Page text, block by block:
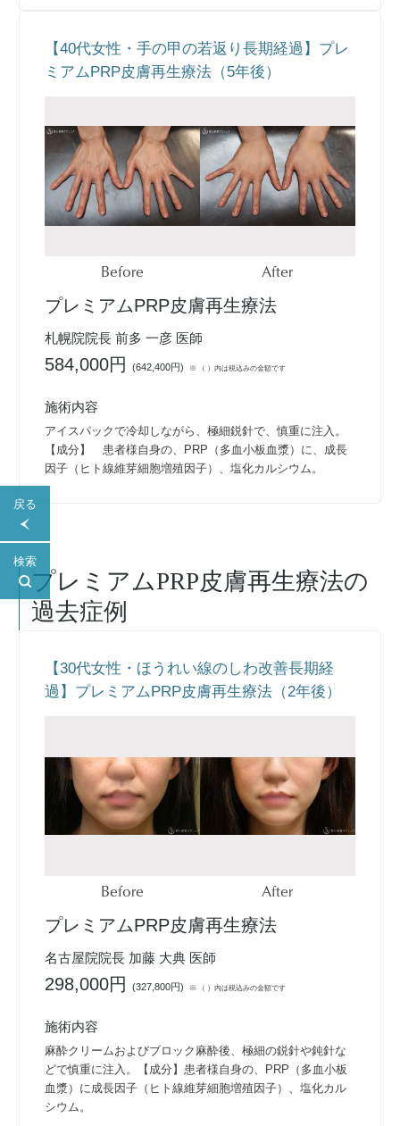
戻る
検索
【40代女性・手の甲の若返り長期経過】プレ
ミアムPRP皮膚再生療法（5年後）
Before After
プレミアムPRP皮膚再生療法
札幌院院長 前多 一彦 医師
584,000円(642,400円) ※ （ ）内は税込みの金額です
施術内容
アイスパックで冷却しながら、極細鋭針で、慎重に注入。
【成分】 患者様自身の、PRP（多血小板血漿）に、成長
因子（ヒト線維芽細胞増殖因子）、塩化カルシウム。
プレミアムPRP皮膚再生療法の
過去症例
【30代女性・ほうれい線のしわ改善長期経
過】プレミアムPRP皮膚再生療法（2年後）
Before After
プレミアムPRP皮膚再生療法
名古屋院院長 加藤 大典 医師
298,000円(327,800円) ※ （ ）内は税込みの金額です
施術内容
麻酔クリームおよびブロック麻酔後、極細の鋭針や鈍針な
どで慎重に注入。【成分】患者様自身の、PRP（多血小板
血漿）に成長因子（ヒト線維芽細胞増殖因子）、塩化カル
シウム。